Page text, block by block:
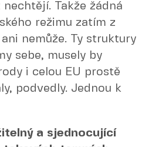
Takže žádná
režimu zatím z
nemůže. Ty struktury
sebe, musely by
i celou EU prostě
podvedly. Jednou k
a sjednocující